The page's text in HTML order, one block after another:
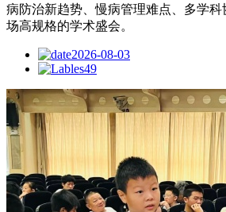
病防治新趋势、慢病管理难点、多学
场高规格的学术盛会。
2026-08-03
49